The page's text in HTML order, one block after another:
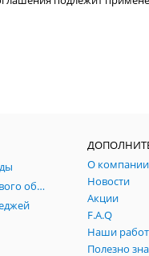
Обслуживание газового оборудования
О компании
Новости
Акции
F.A.Q
Наши
Полезно